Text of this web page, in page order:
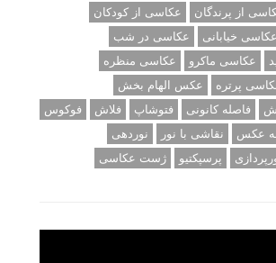
از پرندگان
عکاسی از کودکان
عکاسی خیابانی
عکاسی در شب
عکاسی ماکرو
عکاسی منظره
پرتره
عکس الهام بخش
فاصله کانونی فتوشاپ فلاش
فوکوس
عکس نقاشی با نور
نوردهی
پرسپکتیو ژست عکاسی